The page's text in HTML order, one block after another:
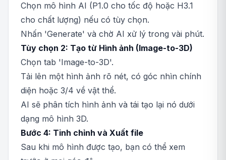
Chọn mô hình AI (P1.0 cho tốc độ hoặc H3.1
cho chất lượng) nếu có tùy chọn.
Nhấn 'Generate' và chờ AI xử lý trong vài phút.
Tùy chọn 2: Tạo từ Hình ảnh (Image-to-3D)
Chọn tab 'Image-to-3D'.
Tải lên một hình ảnh rõ nét, có góc nhìn chính
diện hoặc 3/4 về vật thể.
AI sẽ phân tích hình ảnh và tái tạo lại nó dưới
dạng mô hình 3D.
Bước 4: Tinh chỉnh và Xuất file
Sau khi mô hình được tạo, bạn có thể xem